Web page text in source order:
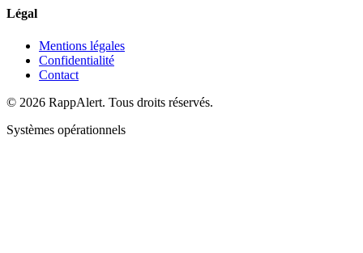
Légal
Mentions légales
Confidentialité
Contact
© 2026 RappAlert. Tous droits réservés.
Systèmes opérationnels